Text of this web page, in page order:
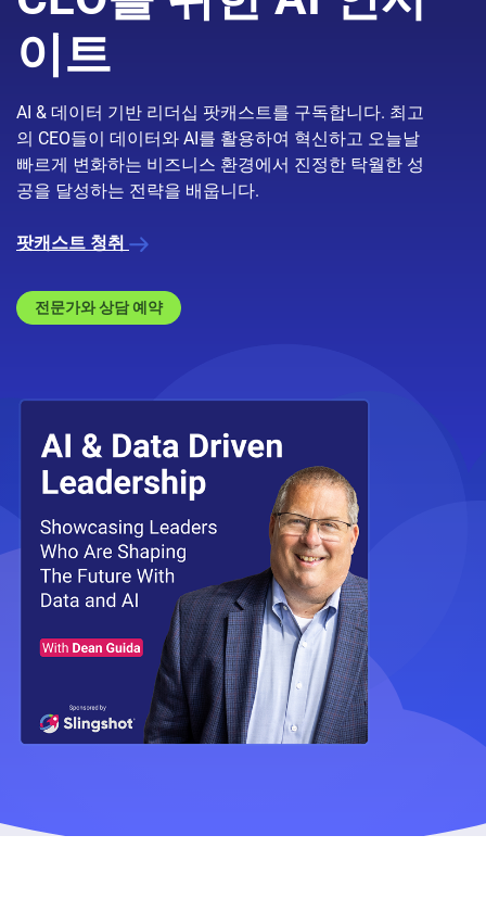
이트
AI & 데이터 기반 리더십 팟캐스트를 구독합니다. 최고
의 CEO들이 데이터와 AI를 활용하여 혁신하고 오늘날
빠르게 변화하는 비즈니스 환경에서 진정한 탁월한 성
공을 달성하는 전략을 배웁니다.
팟캐스트 청취
전문가와 상담 예약